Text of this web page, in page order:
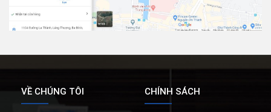
VỀ CHÚNG TÔI CHÍNH SÁCH